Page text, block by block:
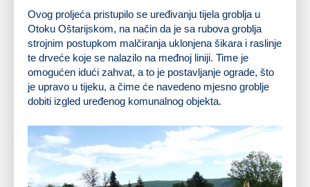
Ovog proljeća pristupilo se uređivanju tijela groblja u
Otoku Oštarijskom, na način da je sa rubova groblja
strojnim postupkom malčiranja uklonjena šikara i raslinje
te drveće koje se nalazilo na međnoj liniji. Time je
omogućen idući zahvat, a to je postavljanje ograde, što
je upravo u tijeku, a čime će navedeno mjesno groblje
dobiti izgled uređenog komunalnog objekta.